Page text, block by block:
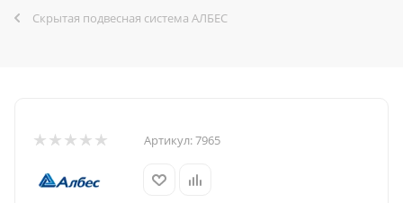
Скрытая подвесная система АЛБЕС
Артикул:7965